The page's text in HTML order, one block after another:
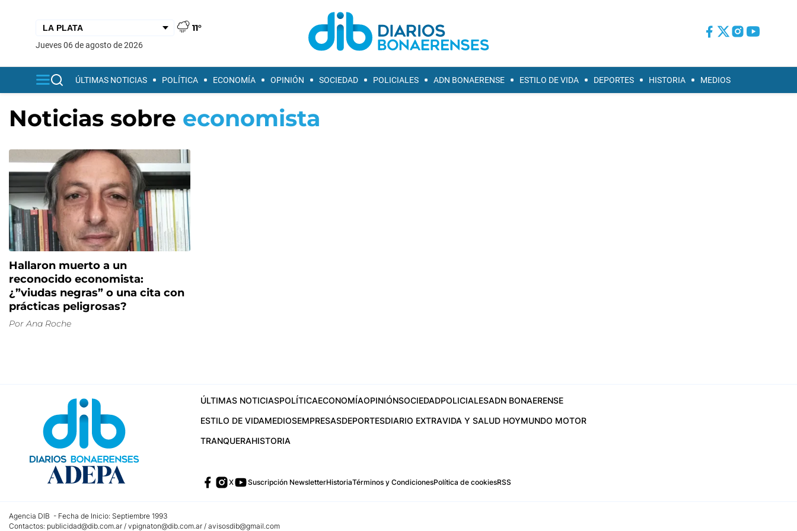
11°
jueves 06 de agosto de 2026
ÚLTIMAS NOTICIAS POLÍTICA ECONOMÍA OPINIÓN SOCIEDAD POLICIALES ADN BONAERENSE ESTILO DE VIDA DEPORTES HISTORIA MEDIOS
Noticias sobre economista
Hallaron muerto a un
reconocido economista:
¿”viudas negras” o una cita con
prácticas peligrosas?
Por Ana Roche
ÚLTIMAS NOTICIASPOLÍTICAECONOMÍAOPINIÓNSOCIEDADPOLICIALESADN BONAERENSE
ESTILO DE VIDAMEDIOSEMPRESASDEPORTESDIARIO EXTRAVIDA Y SALUD HOYMUNDO MOTOR
TRANQUERAHISTORIA
X Suscripción NewsletterHistoriaTérminos y CondicionesPolítica de cookiesRSS
Agencia DIB - Fecha de Inicio: Septiembre 1993
Contactos: publicidad@dib.com.ar / vpignaton@dib.com.ar / avisosdib@gmail.com